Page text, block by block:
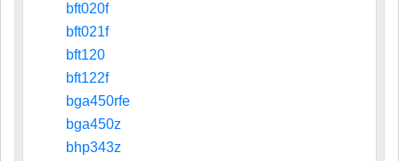
bft020f
bft021f
bft120
bft122f
bga450rfe
bga450z
bhp343z